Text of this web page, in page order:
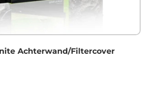
Achterwand/Filtercover